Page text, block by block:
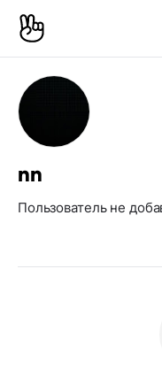
nn
Пользователь не